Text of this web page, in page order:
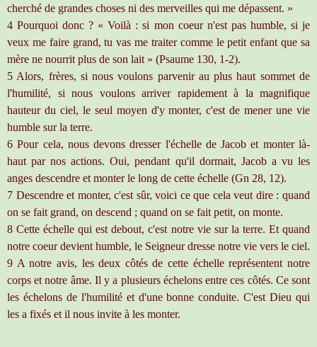
cherché de grandes choses ni des merveilles qui me dépassent. »
4 Pourquoi donc ? « Voilà : si mon coeur n'est pas humble, si je
veux me faire grand, tu vas me traiter comme le petit enfant que sa
mère ne nourrit plus de son lait » (Psaume 130, 1-2).
5 Alors, frères, si nous voulons parvenir au plus haut sommet de
l'humilité, si nous voulons arriver rapidement à la magnifique
hauteur du ciel, le seul moyen d'y monter, c'est de mener une vie
humble sur la terre.
6 Pour cela, nous devons dresser l'échelle de Jacob et monter là-
haut par nos actions. Oui, pendant qu'il dormait, Jacob a vu les
anges descendre et monter le long de cette échelle (Gn 28, 12).
7 Descendre et monter, c'est sûr, voici ce que cela veut dire : quand
on se fait grand, on descend ; quand on se fait petit, on monte.
8 Cette échelle qui est debout, c'est notre vie sur la terre. Et quand
notre coeur devient humble, le Seigneur dresse notre vie vers le ciel.
9 A notre avis, les deux côtés de cette échelle représentent notre
corps et notre âme. Il y a plusieurs échelons entre ces côtés. Ce sont
les échelons de l'humilité et d'une bonne conduite. C'est Dieu qui
les a fixés et il nous invite à les monter.